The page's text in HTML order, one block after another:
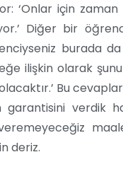
‘Onlar için
Diğer bir
burada
ilişkin olarak
Bu
garantisini verdik
deriz.